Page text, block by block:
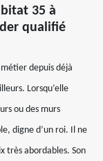
35 à
qualifié
depuis déjà
Lorsqu’elle
ou des murs
digne d’un roi. Il ne
très abordables. Son